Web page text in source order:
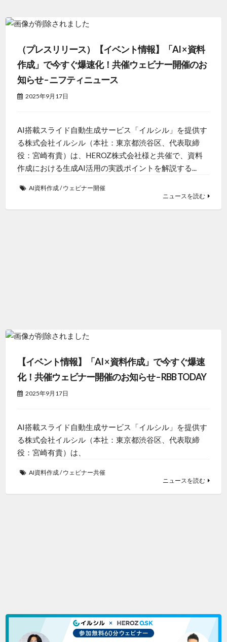
（プレスリリース）【イベント情報】「AI × 資料
作成」で今すぐ爆速化！共催ウェビナー開催のお
知らせ – ニフティニュース
2025年9月17日
AI搭載スライド自動生成サービス「イルシル」を提供す
る株式会社イルシル（本社：東京都渋谷区、代表取締
役：宮崎有貴）は、HEROZ株式会社様と共催で、資料
作成における生成AI活用の実践ポイントを解説する...
AI資料作成/ウェビナー開催
ニュースを読む
【イベント情報】「AI × 資料作成」で今すぐ爆速
化！共催ウェビナー開催のお知らせ – RBB TODAY
2025年9月17日
AI搭載スライド自動生成サービス「イルシル」を提供す
る株式会社イルシル（本社：東京都渋谷区、代表取締
役：宮崎有貴）は、
AI資料作成/ウェビナー共催
ニュースを読む